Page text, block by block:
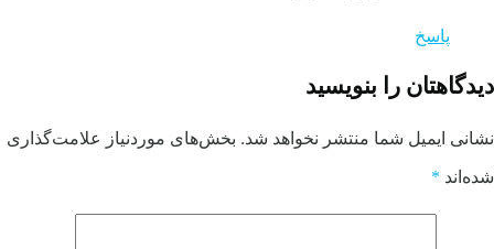
پاسخ
دیدگاهتان را بنویسید
نشانی ایمیل شما منتشر نخواهد شد. بخش‌های موردنیاز علامت‌گذاری
شده‌اند *